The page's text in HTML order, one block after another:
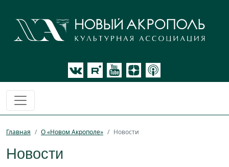
Главная О «Новом Акрополе» Новости
Новости